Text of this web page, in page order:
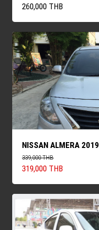
260,000 THB
NISSAN ALMERA 2019
339,000 THB
319,000 THB